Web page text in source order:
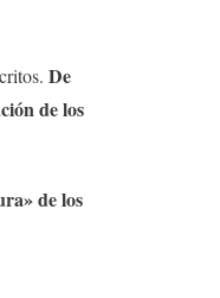
De
de los
de los